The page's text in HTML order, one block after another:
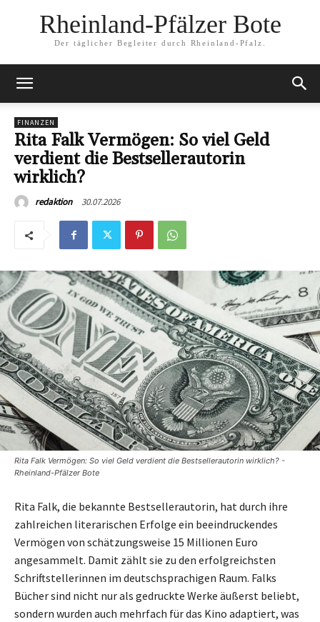
Rheinland-Pfälzer Bote
Der täglicher Begleiter durch Rheinland-Pfalz.
FINANZEN
Rita Falk Vermögen: So viel Geld
verdient die Bestsellerautorin
wirklich?
redaktion 30.07.2026
Rita Falk Vermögen: So viel Geld verdient die Bestsellerautorin wirklich? -
Rheinland-Pfälzer Bote
Rita Falk, die bekannte Bestsellerautorin, hat durch ihre
zahlreichen literarischen Erfolge ein beeindruckendes
Vermögen von schätzungsweise 15 Millionen Euro
angesammelt. Damit zählt sie zu den erfolgreichsten
Schriftstellerinnen im deutschsprachigen Raum. Falks
Bücher sind nicht nur als gedruckte Werke äußerst beliebt,
sondern wurden auch mehrfach für das Kino adaptiert, was